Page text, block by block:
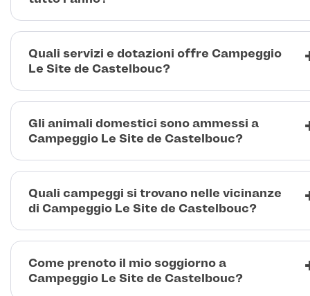
Quali servizi e dotazioni offre Campeggio
Le Site de Castelbouc?
Gli animali domestici sono ammessi a
Campeggio Le Site de Castelbouc?
Quali campeggi si trovano nelle vicinanze
di Campeggio Le Site de Castelbouc?
Come prenoto il mio soggiorno a
Campeggio Le Site de Castelbouc?